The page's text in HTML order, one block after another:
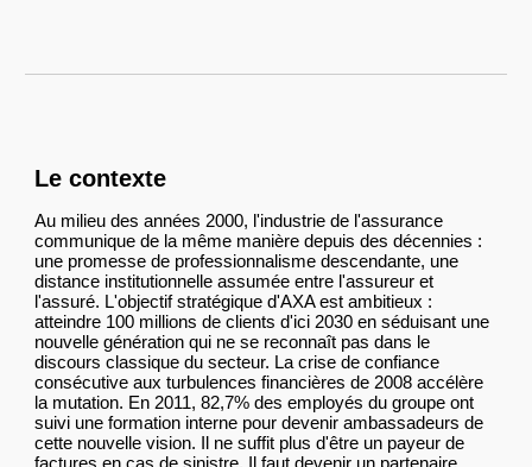
Le contexte
Au milieu des années 2000, l'industrie de l'assurance
communique de la même manière depuis des décennies :
une promesse de professionnalisme descendante, une
distance institutionnelle assumée entre l'assureur et
l'assuré. L'objectif stratégique d'AXA est ambitieux :
atteindre 100 millions de clients d'ici 2030 en séduisant une
nouvelle génération qui ne se reconnaît pas dans le
discours classique du secteur. La crise de confiance
consécutive aux turbulences financières de 2008 accélère
la mutation. En 2011, 82,7% des employés du groupe ont
suivi une formation interne pour devenir ambassadeurs de
cette nouvelle vision. Il ne suffit plus d'être un payeur de
factures en cas de sinistre. Il faut devenir un partenaire